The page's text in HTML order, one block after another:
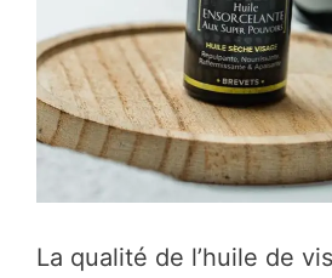
La qualité de l’huile de